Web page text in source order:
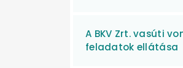
A BKV Zrt. vasúti
feladatok ellátása